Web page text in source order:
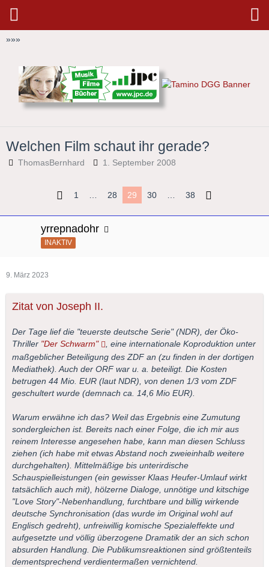
»»»
Welchen Film schaut ihr gerade?
ThomasBernhard 1. September 2008
1 28 29 30 38
yrrepnadohr
INAKTIV
9. März 2023
Zitat von Joseph II.
Der Tage lief die "teuerste deutsche Serie" (NDR), der Öko-
Thriller "Der Schwarm"
, eine internationale Koproduktion unter
maßgeblicher Beteiligung des ZDF an (zu finden in der dortigen
Mediathek). Auch der ORF war u. a. beteiligt. Die Kosten
betrugen 44 Mio. EUR (laut NDR), von denen 1/3 vom ZDF
geschultert wurde (demnach ca. 14,6 Mio EUR).
Warum erwähne ich das? Weil das Ergebnis eine Zumutung
sondergleichen ist. Bereits nach einer Folge, die ich mir aus
reinem Interesse angesehen habe, kann man diesen Schluss
ziehen (ich habe mit etwas Abstand noch zweieinhalb weitere
durchgehalten). Mittelmäßige bis unterirdische
Schauspielleistungen (ein gewisser Klaas Heufer-Umlauf wirkt
tatsächlich auch mit), hölzerne Dialoge, unnötige und kitschige
"Love Story"-Nebenhandlung, furchtbare und billig wirkende
deutsche Synchronisation (das wurde im Original wohl auf
Englisch gedreht), unfreiwillig komische Spezialeffekte und
aufgesetzte und völlig überzogene Dramatik der an sich schon
absurden Handlung. Die Publikumsreaktionen sind größtenteils
dementsprechend verdientermaßen vernichtend.